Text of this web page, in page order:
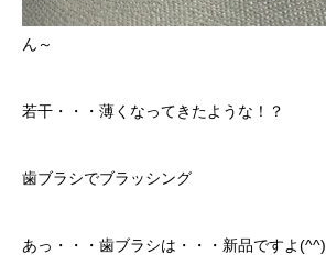
ん～
若干・・・薄くなってきたような！？
歯ブラシでブラッシング
あっ・・・歯ブラシは・・・新品ですよ(^^)